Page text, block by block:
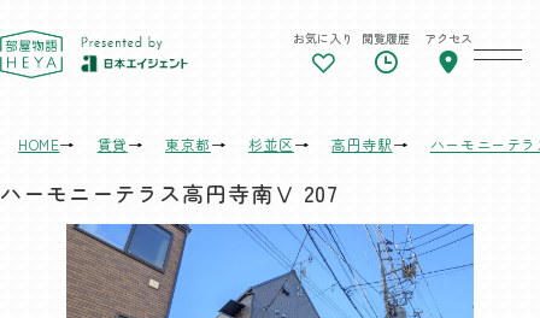
東京 部屋物語 お気に入り 閲覧履歴 アクセス
HOME 賃貸 東京都 杉並区 高円寺駅 ハーモニーテ
ハーモニーテラス高円寺南Ⅴ 207